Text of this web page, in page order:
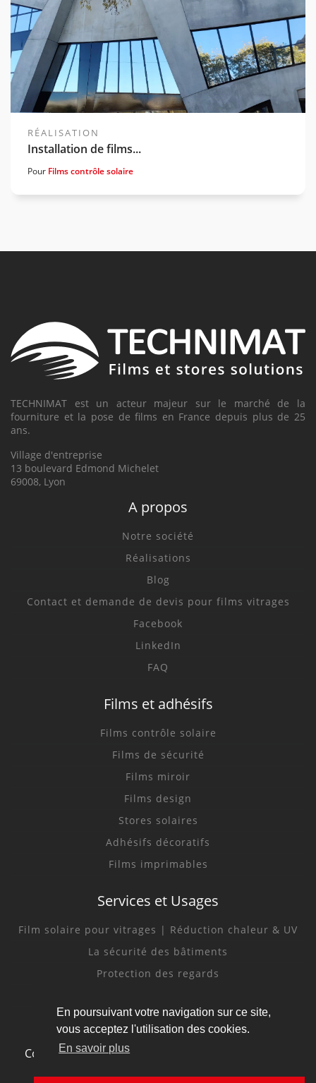
En poursuivant votre navigation sur ce site,
vous acceptez l'utilisation des cookies.
En savoir plus
RÉALISATION
Installation de films...
Pour Films contrôle solaire
TECHNIMAT est un acteur majeur sur le marché de la
fourniture et la pose de films en France depuis plus de 25
ans.
Village d'entreprise
13 boulevard Edmond Michelet
69008, Lyon
A propos
Notre société
Réalisations
Blog
Contact et demande de devis pour films vitrages
Facebook
LinkedIn
FAQ
Films et adhésifs
Films contrôle solaire
Films de sécurité
Films miroir
Films design
Stores solaires
Adhésifs décoratifs
Films imprimables
Services et Usages
Film solaire pour vitrages | Réduction chaleur & UV
La sécurité des bâtiments
Protection des regards
Copyright © 2020-2026